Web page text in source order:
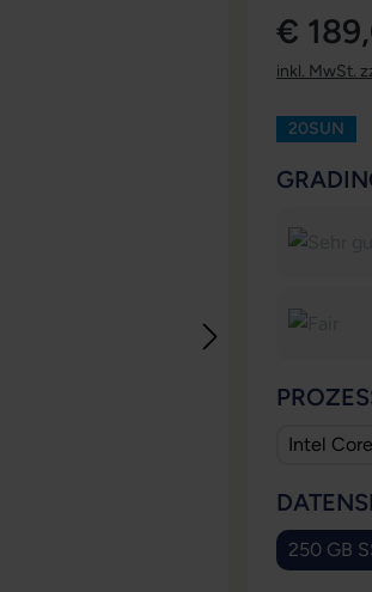
€
inkl. MwSt.
20SUN
Intel
250 GB